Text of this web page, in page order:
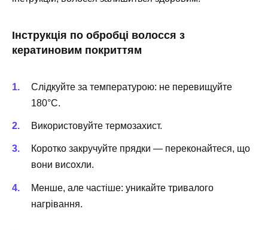
Інструкція по обробці волосся з
кератиновим покриттям
Слідкуйте за температурою: не перевищуйте
180°C.
Використовуйте термозахист.
Коротко закручуйте прядки — переконайтеся, що
вони висохли.
Менше, але частіше: уникайте тривалого
нагрівання.